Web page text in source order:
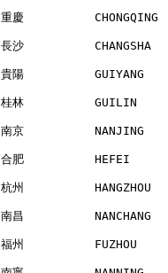
重慶
長沙
貴陽          GUIYANG
桂林          GUILIN
南京          NANJING
合肥          HEFEI
杭州
南昌
福州          FUZHOU